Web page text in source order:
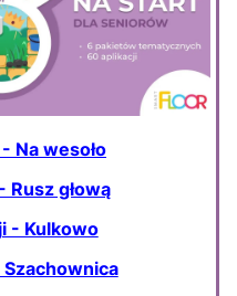
Na wesoło
Rusz głową
- Kulkowo